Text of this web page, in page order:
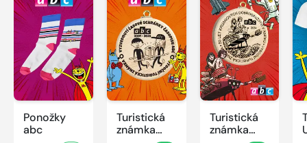
Ponožky
abc
Turistická
známka
Turistická
známka